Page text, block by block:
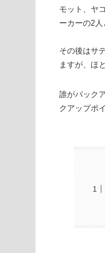
モット、ヤ
ーカーの2人
その後はサ
ますが、ほ
誰がバック
クアップポ